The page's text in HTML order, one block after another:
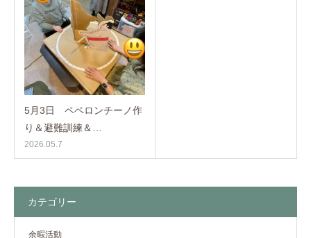
5月3日 ペペロンチーノ作
り＆避難訓練＆…
2026.05.7
カテゴリー
余暇活動